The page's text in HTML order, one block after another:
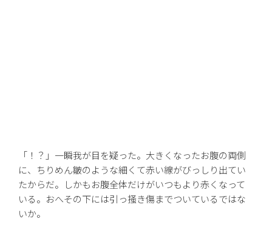
「！？」一瞬我が目を疑った。大きくなったお腹の両側
に、ちりめん皺のような細くて赤い線がびっしり出てい
たからだ。しかもお腹全体だけがいつもより赤くなって
いる。おへその下には引っ掻き傷までついているではな
いか。